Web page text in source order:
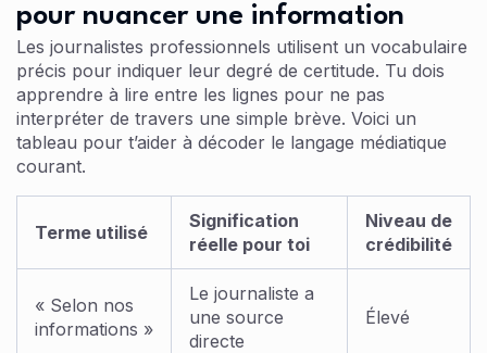
pour nuancer une information
Les journalistes professionnels utilisent un vocabulaire
précis pour indiquer leur degré de certitude. Tu dois
apprendre à lire entre les lignes pour ne pas
interpréter de travers une simple brève. Voici un
tableau pour t’aider à décoder le langage médiatique
courant.
Terme utilisé
Signification
réelle pour toi
Niveau de
crédibilité
« Selon nos
informations »
Le journaliste a
une source
directe
Élevé